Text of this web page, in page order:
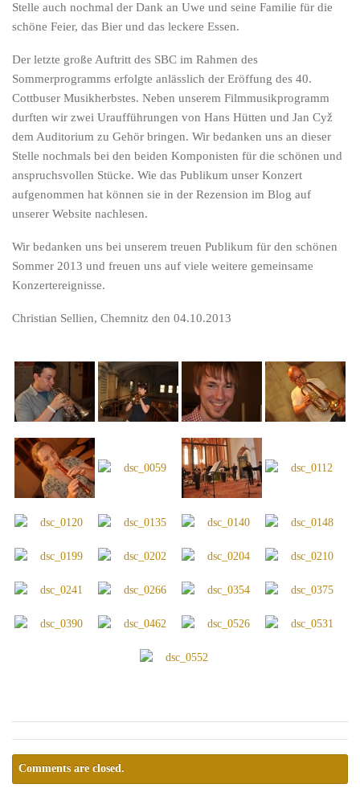
Stelle auch nochmal der Dank an Uwe und seine Familie für die
schöne Feier, das Bier und das leckere Essen.
Der letzte große Auftritt des SBC im Rahmen des
Sommerprogramms erfolgte anlässlich der Eröffung des 40.
Cottbuser Musikherbstes. Neben unserem Filmmusikprogramm
durften wir zwei Uraufführungen von Hans Hütten und Jan Cyž
dem Auditorium zu Gehör bringen. Wir bedanken uns an dieser
Stelle nochmals bei den beiden Komponisten für die schönen und
anspruchsvollen Stücke. Wie das Publikum unser Konzert
aufgenommen hat können sie in der Rezension im Blog auf
unserer Website nachlesen.
Wir bedanken uns bei unserem treuen Publikum für den schönen
Sommer 2013 und freuen uns auf viele weitere gemeinsame
Konzertereignisse.
Christian Sellien, Chemnitz den 04.10.2013
Comments are closed.